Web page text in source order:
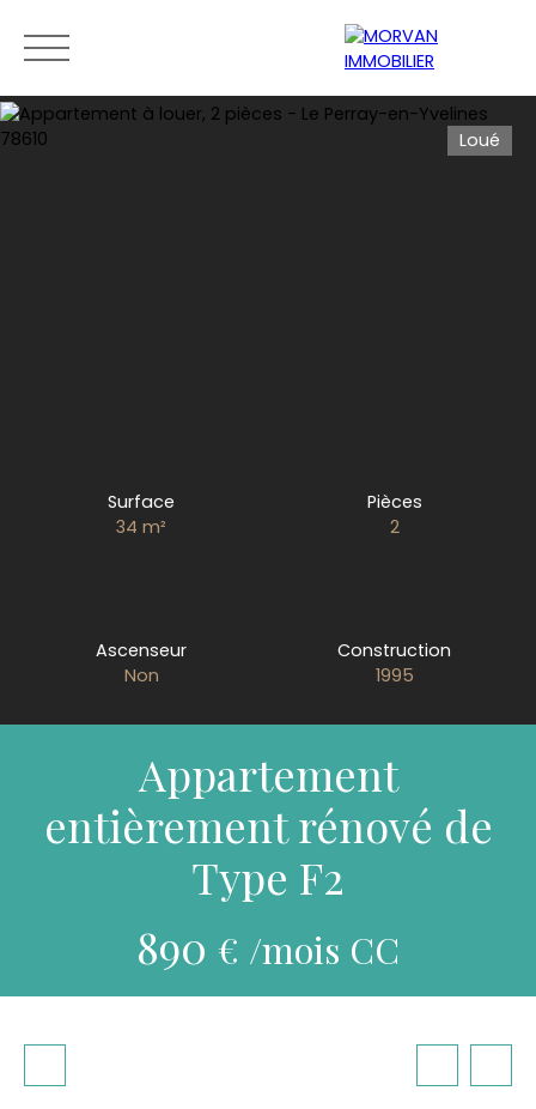
Loué
Surface
34m²
Pièces
2
Ascenseur
Non
Construction
1995
Appartement
entièrement rénové de
Type F2
890 € /mois CC